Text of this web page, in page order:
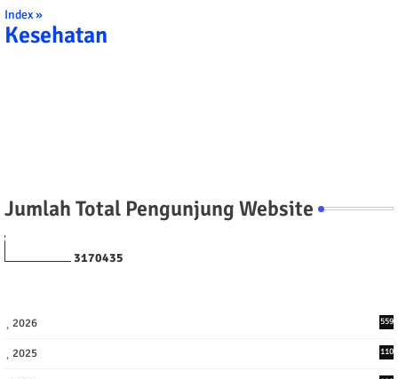
Index »
Kesehatan
Jumlah Total Pengunjung Website
3170435
2026 559
2025
110